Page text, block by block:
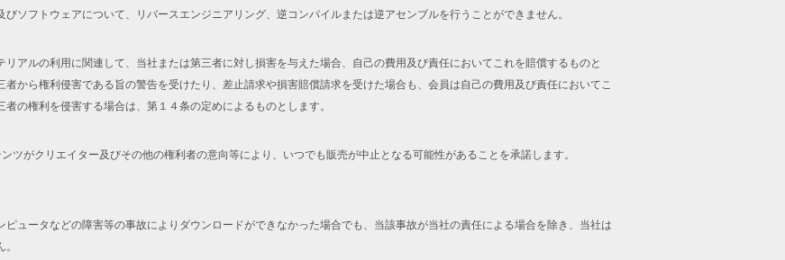
ソフトウェアについて、リバースエンジニアリング、逆コンパイルまたは逆アセンブルを行うことができません。
アルの利用に関連して、当社または第三者に対し損害を与えた場合、自己の費用及び責任においてこれを賠償するものと
から権利侵害である旨の警告を受けたり、差止請求や損害賠償請求を受けた場合も、会員は自己の費用及び責任においてこ
の権利を侵害する場合は、第１４条の定めによるものとします。
がクリエイター及びその他の権利者の意向等により、いつでも販売が中止となる可能性があることを承諾します。
ュータなどの障害等の事故によりダウンロードができなかった場合でも、当該事故が当社の責任による場合を除き、当社は